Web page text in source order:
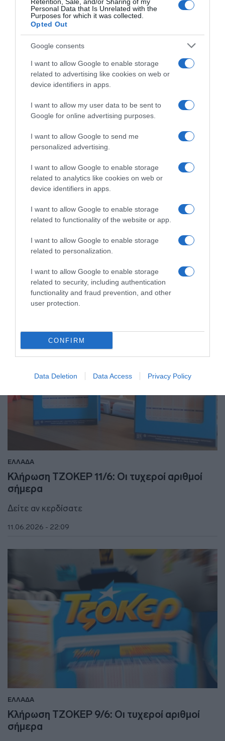
Personal Data that Is Unrelated with the
Purposes for which it was collected.
Opted Out
Google consents
I want to allow Google to enable storage
related to advertising like cookies on web or
device identifiers in apps.
I want to allow my user data to be sent to
Google for online advertising purposes.
I want to allow Google to send me
personalized advertising.
I want to allow Google to enable storage
related to analytics like cookies on web or
device identifiers in apps.
I want to allow Google to enable storage
related to functionality of the website or app.
I want to allow Google to enable storage
related to personalization.
I want to allow Google to enable storage
related to security, including authentication
functionality and fraud prevention, and other
user protection.
CONFIRM
Data Deletion Data Access Privacy Policy
σήμερα
Δείτε αν κερδίσατε
21.06.2026 - 22:06
ΕΛΛΑΔΑ
Κλήρωση ΤΖΟΚΕΡ 16/6: Οι τυχεροί αριθμοί
σήμερα
Δείτε αν κερδίσατε
16.06.2026 - 22:10
ΕΛΛΑΔΑ
Κλήρωση ΤΖΟΚΕΡ 11/6: Οι τυχεροί αριθμοί
σήμερα
Δείτε αν κερδίσατε
11.06.2026 - 22:09
ΕΛΛΑΔΑ
Κλήρωση ΤΖΟΚΕΡ 9/6: Οι τυχεροί αριθμοί
σήμερα